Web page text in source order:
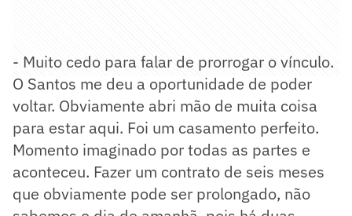
- Muito cedo para falar de prorrogar o vínculo.
O Santos me deu a oportunidade de poder
voltar. Obviamente abri mão de muita coisa
para estar aqui. Foi um casamento perfeito.
Momento imaginado por todas as partes e
aconteceu. Fazer um contrato de seis meses
que obviamente pode ser prolongado, não